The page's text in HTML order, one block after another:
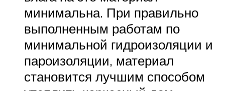
минимальна. При правильно
выполненным работам по
минимальной гидроизоляции и
пароизоляции, материал
становится лучшим способом